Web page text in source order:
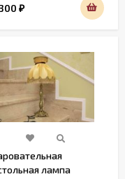
₽
лампа